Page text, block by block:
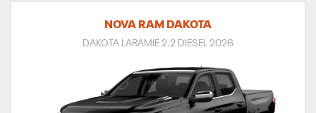
NOVA RAM DAKOTA
DAKOTA LARAMIE 2.2 DIESEL 2026